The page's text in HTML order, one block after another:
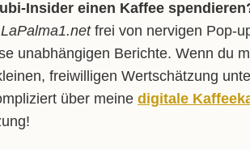
Insider einen Kaffee
LaPalma1.netfrei von nervigen Pop-
unabhängigen Berichte. Wenn du
freiwilligen Wertschätzung
über meine digitale